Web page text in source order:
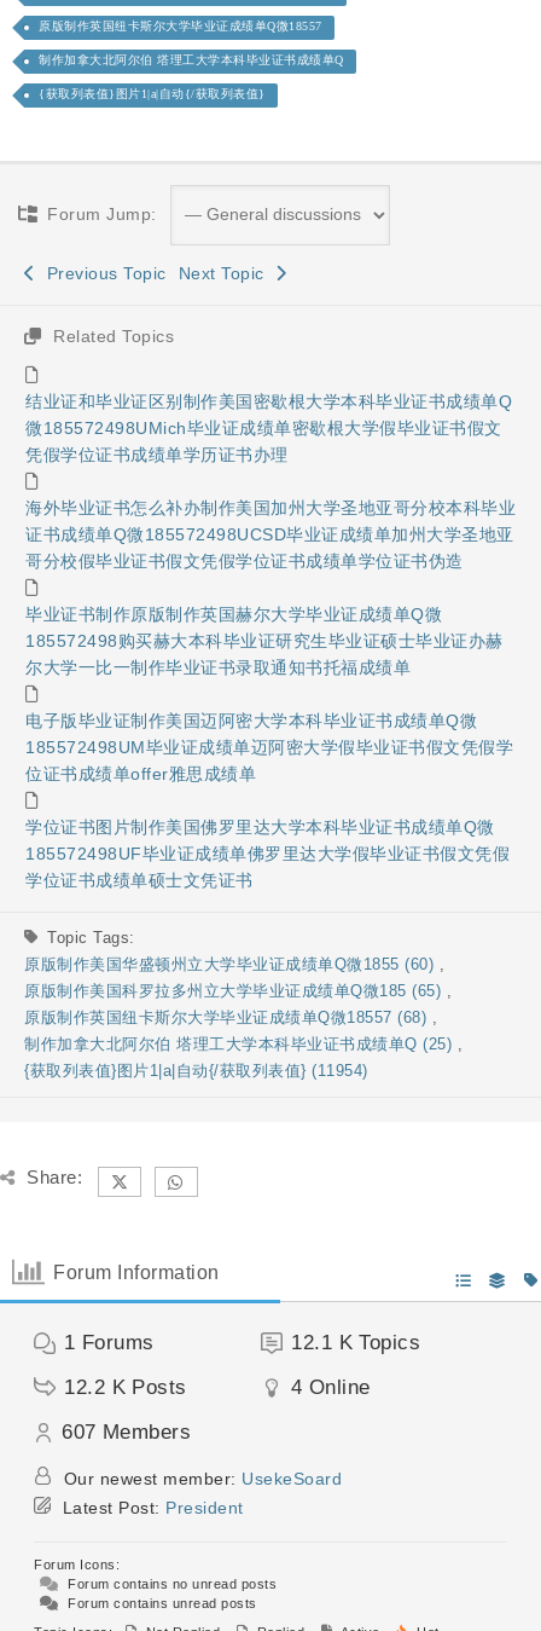
原版制作英国纽卡斯尔大学毕业证成绩单Q微18557
制作加拿大北阿尔伯 塔理工大学本科毕业证书成绩单Q
{获取列表值}图片1|a|自动{/获取列表值}
Forum Jump:
Previous Topic Next Topic
Related Topics
结业证和毕业证区别制作美国密歇根大学本科毕业证书成绩单Q
微185572498UMich毕业证成绩单密歇根大学假毕业证书假文
凭假学位证书成绩单学历证书办理
海外毕业证书怎么补办制作美国加州大学圣地亚哥分校本科毕业
证书成绩单Q微185572498UCSD毕业证成绩单加州大学圣地亚
哥分校假毕业证书假文凭假学位证书成绩单学位证书伪造
毕业证书制作原版制作英国赫尔大学毕业证成绩单Q微
185572498购买赫大本科毕业证研究生毕业证硕士毕业证办赫
尔大学一比一制作毕业证书录取通知书托福成绩单
电子版毕业证制作美国迈阿密大学本科毕业证书成绩单Q微
185572498UM毕业证成绩单迈阿密大学假毕业证书假文凭假学
位证书成绩单offer雅思成绩单
学位证书图片制作美国佛罗里达大学本科毕业证书成绩单Q微
185572498UF毕业证成绩单佛罗里达大学假毕业证书假文凭假
学位证书成绩单硕士文凭证书
Topic Tags:
原版制作美国华盛顿州立大学毕业证成绩单Q微1855 (60) ,
原版制作美国科罗拉多州立大学毕业证成绩单Q微185 (65) ,
原版制作英国纽卡斯尔大学毕业证成绩单Q微18557 (68) ,
制作加拿大北阿尔伯 塔理工大学本科毕业证书成绩单Q (25) ,
{获取列表值}图片1|a|自动{/获取列表值} (11954)
Share:
Forum Information
1 Forums 12.1 K Topics
12.2 K Posts 4 Online
607 Members
Our newest member: UsekeSoard
Latest Post: President
Forum Icons:
Forum contains no unread posts
Forum contains unread posts